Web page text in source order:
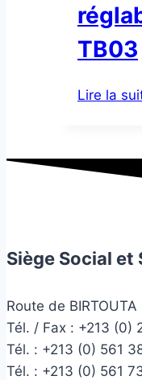
TB03
Lire la
Siège Social et
Route de
Tél. / Fax : +213 (0)
Tél. : +213 (0) 561
Tél. : +213 (0) 561